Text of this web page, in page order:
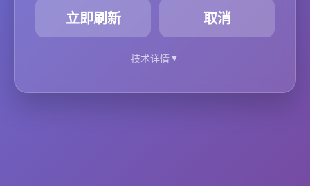
立即刷新 取消
技术详情▼